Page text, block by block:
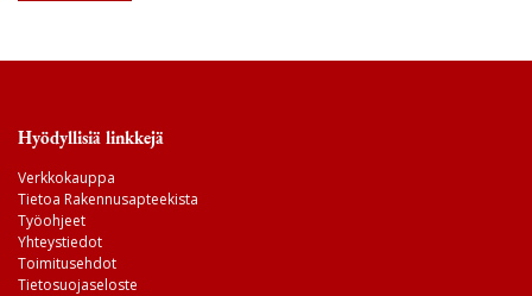
Hyödyllisiä linkkejä
Verkkokauppa
Tietoa Rakennusapteekista
Työohjeet
Yhteystiedot
Toimitusehdot
Tietosuojaseloste